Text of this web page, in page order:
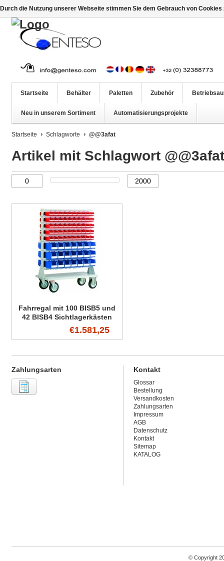
Startseite Behälter Paletten Zubehör
Neu in unserem Sortiment Automatisierungsprojekte
Startseite Schlagworte @@3afat
Artikel mit Schlagwort @@3afat
Fahrregal mit 100 BISB5 und
42 BISB4 Sichtlagerkästen
€1.581,25
Zahlungsarten Kontakt
Glossar
Bestellung
Versandkosten
Zahlungsarten
Impressum
AGB
Datenschutz
Kontakt
Sitemap
KATALOG
© Copyright
Durch die Nutzung unserer Webseite stimmen Sie dem Gebrauch von